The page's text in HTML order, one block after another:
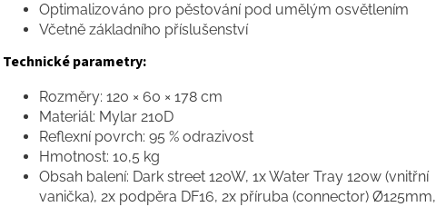
Optimalizováno pro pěstování pod umělým osvětlením
Včetně základního příslušenství
Technické parametry:
Rozměry: 120 × 60 × 178 cm
Materiál: Mylar 210D
Reflexní povrch: 95 % odrazivost
Hmotnost: 10,5 kg
Obsah balení: Dark street 120W, 1x Water Tray 120w (vnitřní
vanička), 2x podpěra DF16, 2x příruba (connector)